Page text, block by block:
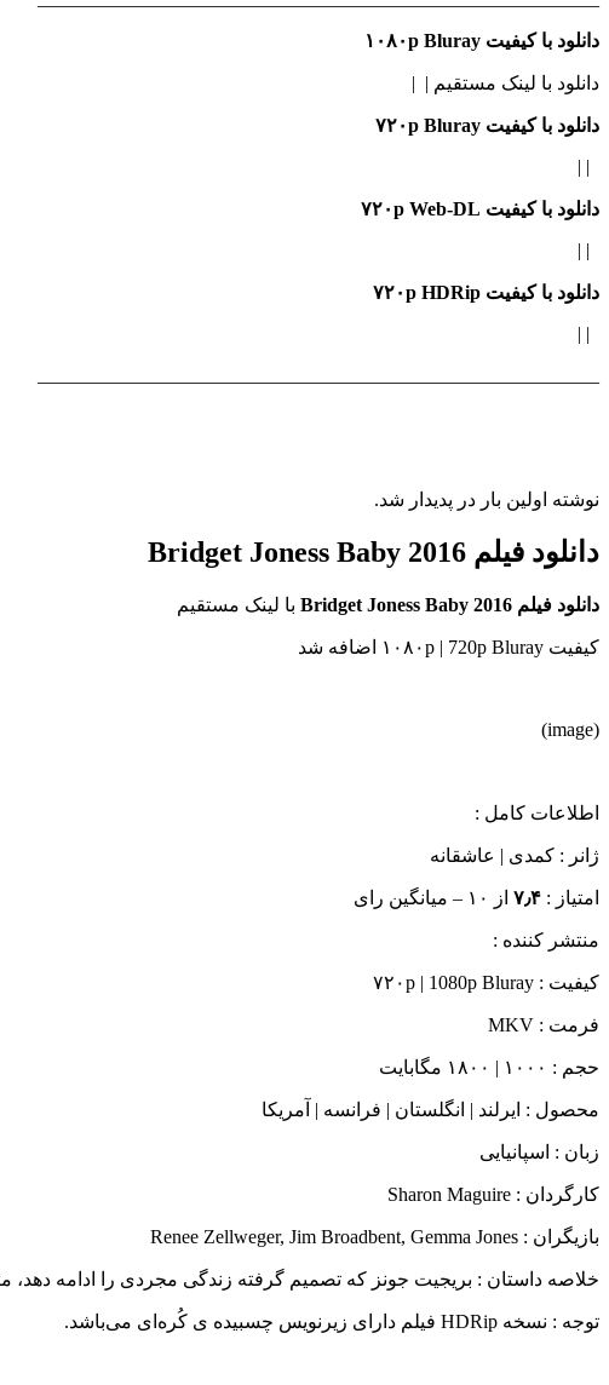
دانلود با کیفیت ۱۰۸۰p Bluray
دانلود با لینک مستقیم | |
دانلود با کیفیت ۷۲۰p Bluray
| |
دانلود با کیفیت ۷۲۰p Web-DL
| |
دانلود با کیفیت ۷۲۰p HDRip
| |
نوشته اولین بار در پدیدار شد.
دانلود فیلم Bridget Joness Baby 2016
دانلود فیلم Bridget Joness Baby 2016 با لینک مستقیم
کیفیت ۱۰۸۰p | 720p Bluray اضافه شد
(image)
اطلاعات کامل :
ژانر : کمدی | عاشقانه
امتياز : ۷٫۴ از ۱۰ – میانگین رای
منتشر کننده :
کیفیت : ۷۲۰p | 1080p Bluray
فرمت : MKV
حجم : ۱۰۰۰ | ۱۸۰۰ مگابایت
محصول : ایرلند | انگلستان | فرانسه | آمریکا
زبان : اسپانیایی
کارگردان : Sharon Maguire
بازيگران : Renee Zellweger, Jim Broadbent, Gemma Jones
خلاصه داستان : بریجیت جونز که تصمیم گرفته زندگی مجردی را ادامه
توجه : نسخه HDRip فیلم دارای زیرنویس چسبیده ی کُره‌ای می‌باشد.